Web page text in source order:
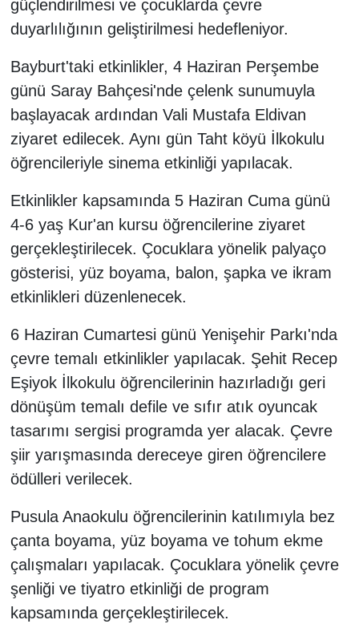
güçlendirilmesi ve çocuklarda çevre
duyarlılığının geliştirilmesi hedefleniyor.
Bayburt'taki etkinlikler, 4 Haziran Perşembe
günü Saray Bahçesi'nde çelenk sunumuyla
başlayacak ardından Vali Mustafa Eldivan
ziyaret edilecek. Aynı gün Taht köyü İlkokulu
öğrencileriyle sinema etkinliği yapılacak.
Etkinlikler kapsamında 5 Haziran Cuma günü
4-6 yaş Kur'an kursu öğrencilerine ziyaret
gerçekleştirilecek. Çocuklara yönelik palyaço
gösterisi, yüz boyama, balon, şapka ve ikram
etkinlikleri düzenlenecek.
6 Haziran Cumartesi günü Yenişehir Parkı'nda
çevre temalı etkinlikler yapılacak. Şehit Recep
Eşiyok İlkokulu öğrencilerinin hazırladığı geri
dönüşüm temalı defile ve sıfır atık oyuncak
tasarımı sergisi programda yer alacak. Çevre
şiir yarışmasında dereceye giren öğrencilere
ödülleri verilecek.
Pusula Anaokulu öğrencilerinin katılımıyla bez
çanta boyama, yüz boyama ve tohum ekme
çalışmaları yapılacak. Çocuklara yönelik çevre
şenliği ve tiyatro etkinliği de program
kapsamında gerçekleştirilecek.